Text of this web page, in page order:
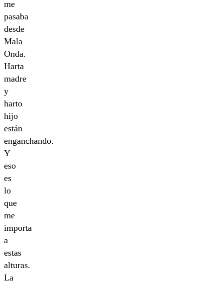
me
pasaba
desde
Mala
Onda.
Harta
madre
y
harto
hijo
están
enganchando.
Y
eso
es
lo
que
me
importa
a
estas
alturas.
La